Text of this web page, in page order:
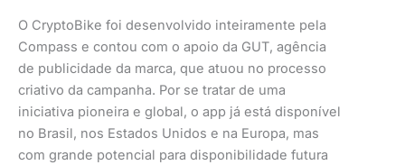
O CryptoBike foi desenvolvido inteiramente pela
Compass e contou com o apoio da GUT, agência
de publicidade da marca, que atuou no processo
criativo da campanha. Por se tratar de uma
iniciativa pioneira e global, o app já está disponível
no Brasil, nos Estados Unidos e na Europa, mas
com grande potencial para disponibilidade futura